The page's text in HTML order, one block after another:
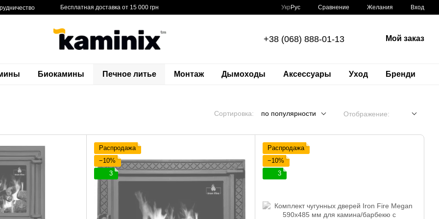
Бесплатная доставка от 15 000 грн Укр Рус Сравнение Желания Вход
+38 (068) 888-01-13 Мой заказ
Биокамины Печное литье Монтаж Дымоходы Аксессуары Уход Бренди
Сортировка: по популярности Отображение:
Распродажа
−10%
3
Распродажа
−10%
3